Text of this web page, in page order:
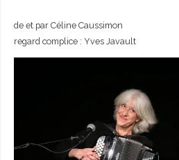
de et par Céline Caussimon
regard complice : Yves Javault